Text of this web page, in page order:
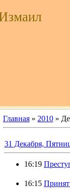
Главная » 2010 »
31 Декабря,
16:19
16:15 Принят